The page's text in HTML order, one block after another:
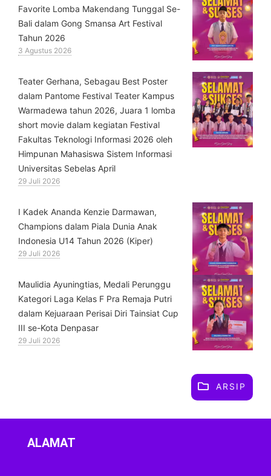
Favorite Lomba Makendang Tunggal Se-
Bali dalam Gong Smansa Art Festival
Tahun 2026
3 Agustus 2026
Teater Gerhana, Sebagau Best Poster
dalam Pantome Festival Teater Kampus
Warmadewa tahun 2026, Juara 1 lomba
short movie dalam kegiatan Festival
Fakultas Teknologi Informasi 2026 oleh
Himpunan Mahasiswa Sistem Informasi
Universitas Sebelas April
29 Juli 2026
⁠I Kadek Ananda Kenzie Darmawan,
Champions dalam Piala Dunia Anak
Indonesia U14 Tahun 2026 (Kiper)
29 Juli 2026
⁠Maulidia Ayuningtias, Medali Perunggu
Kategori Laga Kelas F Pra Remaja Putri
dalam Kejuaraan Perisai Diri Tainsiat Cup
III se-Kota Denpasar
29 Juli 2026
ARSIP
ALAMAT